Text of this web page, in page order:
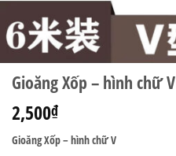
Gioăng Xốp – hình chữ V
2,500₫
Gioăng Xốp – hình chữ V